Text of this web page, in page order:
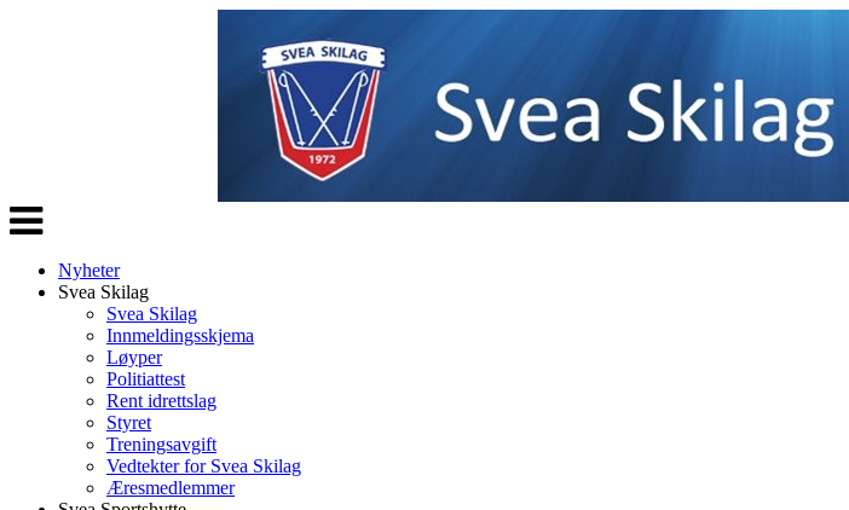
Veksle
navigasjon
Nyheter
Svea Skilag
Svea Skilag
Innmeldingsskjema
Løyper
Politiattest
Rent idrettslag
Styret
Treningsavgift
Vedtekter for Svea Skilag
Æresmedlemmer